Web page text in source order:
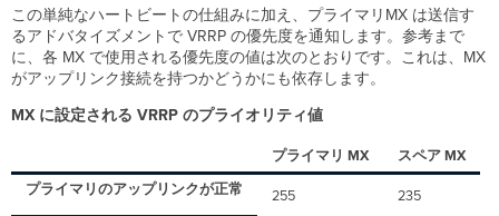
通
常
時
プ
イ
MX
この単純なハートビートの仕組みに加え、プライマリMX は送信す
るアドバタイズメントで VRRP の優先度を通知します。参考まで
に、各 MX で使用される優先度の値は次のとおりです。これは、MX
がアップリンク接続を持つかどうかにも依存します。
MX に設定される VRRP のプライオリティ値
プライマリ MX
スペア MX
プライマリのアップリンクが正常
255 235